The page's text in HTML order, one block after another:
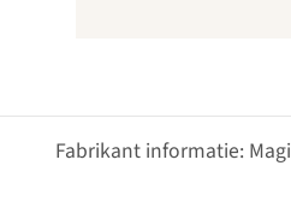
Fabrikant informatie: